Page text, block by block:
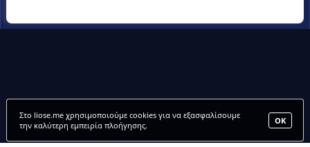
ΟΚ
Στο liose.me χρησιμοποιούμε cookies για να εξασφαλίσουμε
την καλύτερη εμπειρία πλοήγησης.